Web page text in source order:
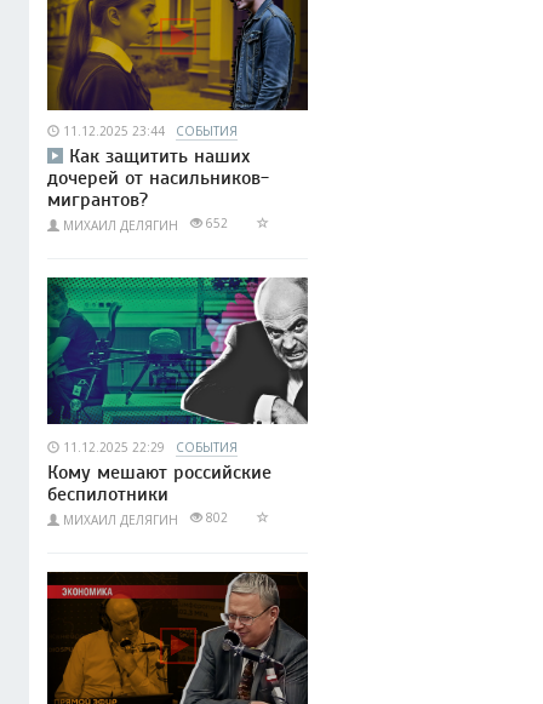
11.12.2025 23:44 СОБЫТИЯ
Как защитить наших
дочерей от насильников-
мигрантов?
МИХАИЛ ДЕЛЯГИН 652
11.12.2025 22:29 СОБЫТИЯ
Кому мешают российские
беспилотники
МИХАИЛ ДЕЛЯГИН 802